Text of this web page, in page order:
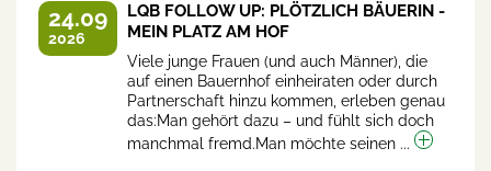
24.09
2026
LQB FOLLOW UP: PLÖTZLICH BÄUERIN -
MEIN PLATZ AM HOF
Viele junge Frauen (und auch Männer), die
auf einen Bauernhof einheiraten oder durch
Partnerschaft hinzu kommen, erleben genau
das:Man gehört dazu – und fühlt sich doch
manchmal fremd.Man möchte seinen ...